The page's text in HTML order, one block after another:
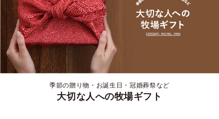
季節の贈り物・お誕生日・冠婚葬祭など
大切な人への牧場ギフト